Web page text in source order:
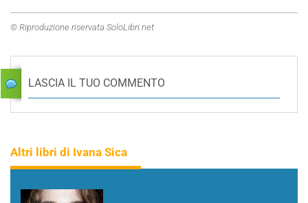
© Riproduzione riservata SoloLibri.net
LASCIA IL TUO COMMENTO
Altri libri di Ivana Sica